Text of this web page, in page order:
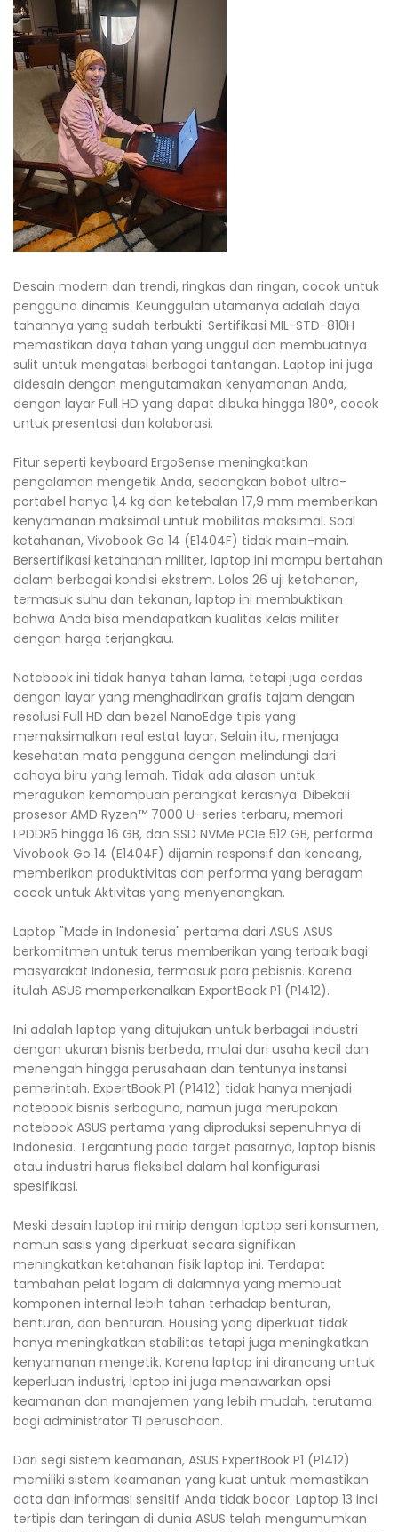
Desain modern dan trendi, ringkas dan ringan, cocok untuk
pengguna dinamis. Keunggulan utamanya adalah daya
tahannya yang sudah terbukti. Sertifikasi MIL-STD-810H
memastikan daya tahan yang unggul dan membuatnya
sulit untuk mengatasi berbagai tantangan. Laptop ini juga
didesain dengan mengutamakan kenyamanan Anda,
dengan layar Full HD yang dapat dibuka hingga 180°, cocok
untuk presentasi dan kolaborasi.
Fitur seperti keyboard ErgoSense meningkatkan
pengalaman mengetik Anda, sedangkan bobot ultra-
portabel hanya 1,4 kg dan ketebalan 17,9 mm memberikan
kenyamanan maksimal untuk mobilitas maksimal. Soal
ketahanan, Vivobook Go 14 (E1404F) tidak main-main.
Bersertifikasi ketahanan militer, laptop ini mampu bertahan
dalam berbagai kondisi ekstrem. Lolos 26 uji ketahanan,
termasuk suhu dan tekanan, laptop ini membuktikan
bahwa Anda bisa mendapatkan kualitas kelas militer
dengan harga terjangkau.
Notebook ini tidak hanya tahan lama, tetapi juga cerdas
dengan layar yang menghadirkan grafis tajam dengan
resolusi Full HD dan bezel NanoEdge tipis yang
memaksimalkan real estat layar. Selain itu, menjaga
kesehatan mata pengguna dengan melindungi dari
cahaya biru yang lemah. Tidak ada alasan untuk
meragukan kemampuan perangkat kerasnya. Dibekali
prosesor AMD Ryzen™ 7000 U-series terbaru, memori
LPDDR5 hingga 16 GB, dan SSD NVMe PCIe 512 GB, performa
Vivobook Go 14 (E1404F) dijamin responsif dan kencang,
memberikan produktivitas dan performa yang beragam
cocok untuk Aktivitas yang menyenangkan.
Laptop "Made in Indonesia" pertama dari ASUS ASUS
berkomitmen untuk terus memberikan yang terbaik bagi
masyarakat Indonesia, termasuk para pebisnis. Karena
itulah ASUS memperkenalkan ExpertBook P1 (P1412).
Ini adalah laptop yang ditujukan untuk berbagai industri
dengan ukuran bisnis berbeda, mulai dari usaha kecil dan
menengah hingga perusahaan dan tentunya instansi
pemerintah. ExpertBook P1 (P1412) tidak hanya menjadi
notebook bisnis serbaguna, namun juga merupakan
notebook ASUS pertama yang diproduksi sepenuhnya di
Indonesia. Tergantung pada target pasarnya, laptop bisnis
atau industri harus fleksibel dalam hal konfigurasi
spesifikasi.
Meski desain laptop ini mirip dengan laptop seri konsumen,
namun sasis yang diperkuat secara signifikan
meningkatkan ketahanan fisik laptop ini. Terdapat
tambahan pelat logam di dalamnya yang membuat
komponen internal lebih tahan terhadap benturan,
benturan, dan benturan. Housing yang diperkuat tidak
hanya meningkatkan stabilitas tetapi juga meningkatkan
kenyamanan mengetik. Karena laptop ini dirancang untuk
keperluan industri, laptop ini juga menawarkan opsi
keamanan dan manajemen yang lebih mudah, terutama
bagi administrator TI perusahaan.
Dari segi sistem keamanan, ASUS ExpertBook P1 (P1412)
memiliki sistem keamanan yang kuat untuk memastikan
data dan informasi sensitif Anda tidak bocor. Laptop 13 inci
tertipis dan teringan di dunia ASUS telah mengumumkan